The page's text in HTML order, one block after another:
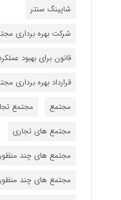
شاپینگ سنتر
شرکت بهره برداری
قانون برای بهبود
قرارداد بهره برداری
مجتمع
مجتمع
مجتمع های تجاری
مجتمع های چند
مجتمع های چند